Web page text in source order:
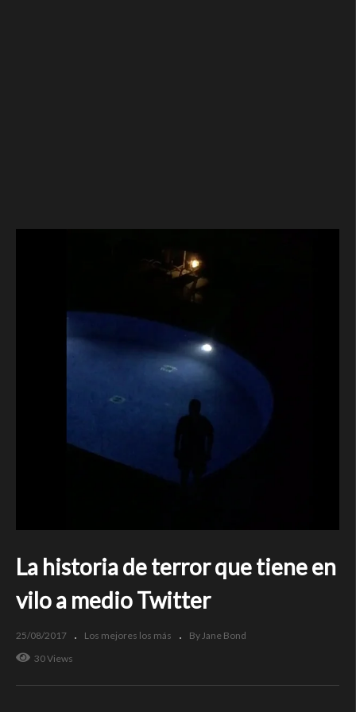
La historia de terror que tiene en
vilo a medio Twitter
25/08/2017 Los mejores los más
By Jane Bond
30 Views